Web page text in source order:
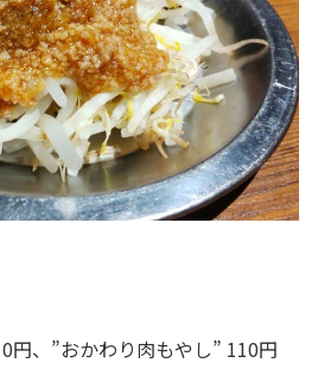
円、”おかわり肉もやし” 110円